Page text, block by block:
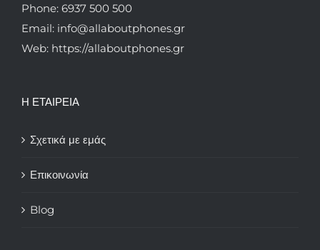
Phone: 6937 500 500
Email: info@allaboutphones.gr
Web: https://allaboutphones.gr
Η ΕΤΑΙΡΕΙΑ
Σχετικά με εμάς
Επικοινωνία
Blog